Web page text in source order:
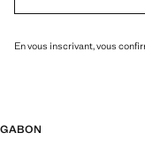
En vous inscrivant, vous
GABON